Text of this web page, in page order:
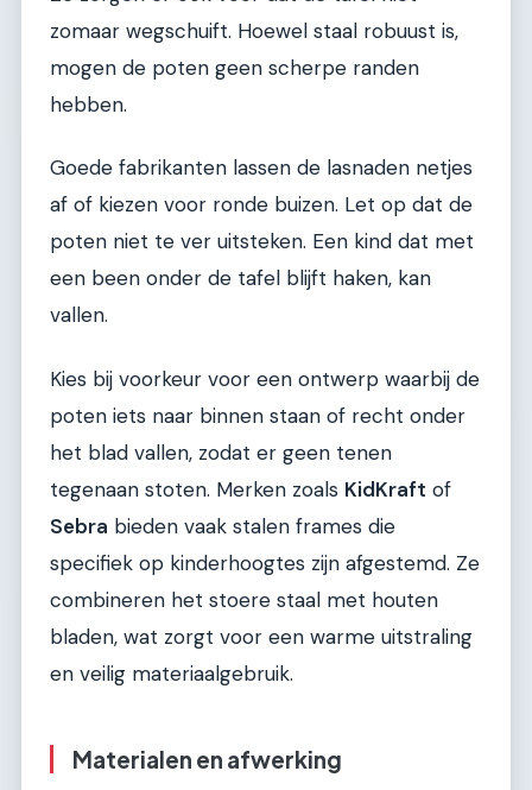
zomaar wegschuift. Hoewel staal robuust is,
mogen de poten geen scherpe randen
hebben.
Goede fabrikanten lassen de lasnaden netjes
af of kiezen voor ronde buizen. Let op dat de
poten niet te ver uitsteken. Een kind dat met
een been onder de tafel blijft haken, kan
vallen.
Kies bij voorkeur voor een ontwerp waarbij de
poten iets naar binnen staan of recht onder
het blad vallen, zodat er geen tenen
tegenaan stoten. Merken zoals KidKraft of
Sebra bieden vaak stalen frames die
specifiek op kinderhoogtes zijn afgestemd. Ze
combineren het stoere staal met houten
bladen, wat zorgt voor een warme uitstraling
en veilig materiaalgebruik.
Materialen en afwerking